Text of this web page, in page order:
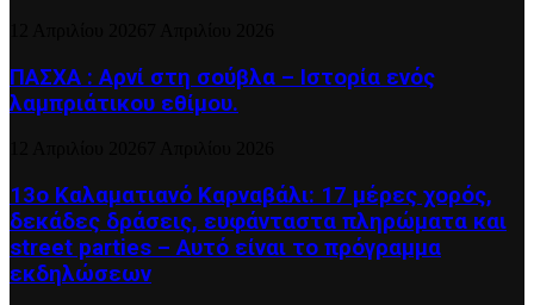
ΠΑΣΧΑ : Αρνί στη σούβλα – Ιστορία ενός
λαμπριάτικου εθίμου.
13ο Καλαματιανό Καρναβάλι: 17 μέρες χορός,
δεκάδες δράσεις, ευφάνταστα πληρώματα και
street parties – Αυτό είναι το πρόγραμμα
εκδηλώσεων